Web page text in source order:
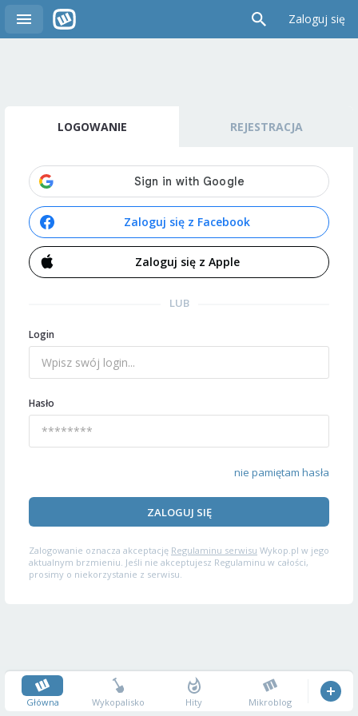
Zaloguj się
LOGOWANIE REJESTRACJA
Zaloguj się z Facebook
Zaloguj się z Apple
LUB
Login
Hasło
nie pamiętam hasła
ZALOGUJ SIĘ
Zalogowanie oznacza akceptację Regulaminu serwisu Wykop.pl w jego
aktualnym brzmieniu. Jeśli nie akceptujesz Regulaminu w całości,
prosimy o niekorzystanie z serwisu.
Główna Wykopalisko Hity Mikroblog